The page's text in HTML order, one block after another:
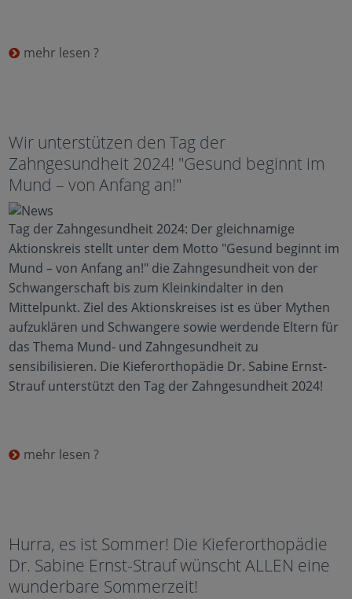
mehr lesen ?
Wir unterstützen den Tag der
Zahngesundheit 2024! "Gesund beginnt im
Mund – von Anfang an!"
Tag der Zahngesundheit 2024: Der gleichnamige
Aktionskreis stellt unter dem Motto "Gesund beginnt im
Mund – von Anfang an!" die Zahngesundheit von der
Schwangerschaft bis zum Kleinkindalter in den
Mittelpunkt. Ziel des Aktionskreises ist es über Mythen
aufzuklären und Schwangere sowie werdende Eltern für
das Thema Mund- und Zahngesundheit zu
sensibilisieren. Die Kieferorthopädie Dr. Sabine Ernst-
Strauf unterstützt den Tag der Zahngesundheit 2024!
mehr lesen ?
Hurra, es ist Sommer! Die Kieferorthopädie
Dr. Sabine Ernst-Strauf wünscht ALLEN eine
wunderbare Sommerzeit!